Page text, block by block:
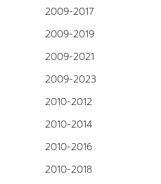
2009-2017
2009-2019
2009-2021
2009-2023
2010-2012
2010-2014
2010-2016
2010-2018